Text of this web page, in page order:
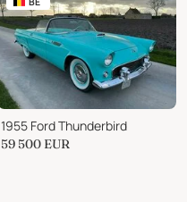
1955 Ford Thunderbird
59 500 EUR